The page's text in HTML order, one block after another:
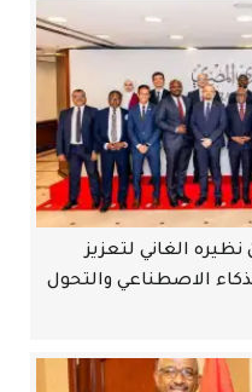
الغاني لتعزيز
الاصطناعي والتحول